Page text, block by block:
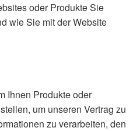
oder Produkte Sie
wie Sie mit der Website
Ihnen Produkte oder
um unseren Vertrag zu
zu verarbeiten, den